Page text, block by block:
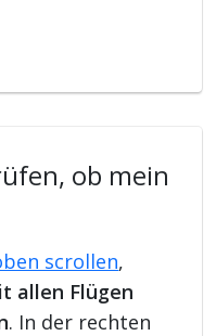
ob mein
scrollen,
allen Flügen
. In der rechten